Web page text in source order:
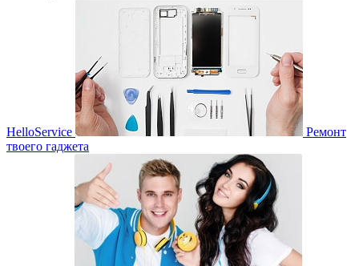
HelloService
Ремонт
твоего гаджета